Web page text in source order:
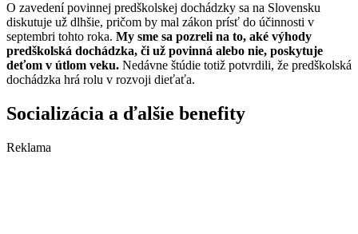
O zavedení povinnej predškolskej dochádzky sa na Slovensku
diskutuje už dlhšie, pričom by mal zákon prísť do účinnosti v
septembri tohto roka. My sme sa pozreli na to, aké výhody
predškolská dochádzka, či už povinná alebo nie, poskytuje
deťom v útlom veku. Nedávne štúdie totiž potvrdili, že predškolská
dochádzka hrá rolu v rozvoji dieťaťa.
Socializácia a ďalšie benefity
Reklama